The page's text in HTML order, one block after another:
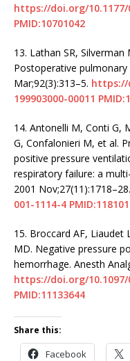
https://doi.org/10.1177/
PMID:10701042
13. Lathan SR,
Postoperative pulmonary
Mar;92(3):313–5. https://
199903000-00011
14. Antonelli M, Conti G,
G, Confalonieri M, et al.
positive pressure
respiratory failure: a
2001 Nov;27(11):1718–28.
001-1114-4
15. Broccard AF, Liaudet
MD. Negative pressure
hemorrhage. Anesth
https://doi.org/10.1097/
PMID:11133644
Share this:
Facebook